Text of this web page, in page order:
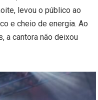
levou o público ao
e cheio de energia. Ao
a cantora não deixou